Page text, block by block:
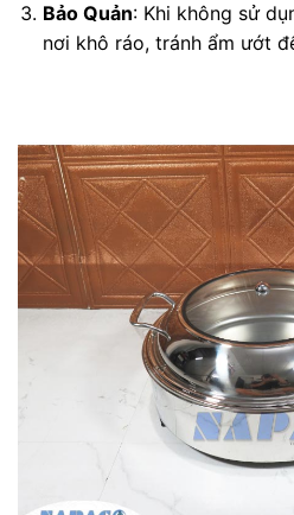
Bảo Quản: Khi không sử
nơi khô ráo, tránh ẩm ướt